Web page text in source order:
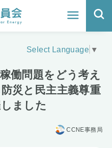
性
課題
Select Language ▼
働問題をどう考え
災と民主主義尊重
ました
CCNE事務局